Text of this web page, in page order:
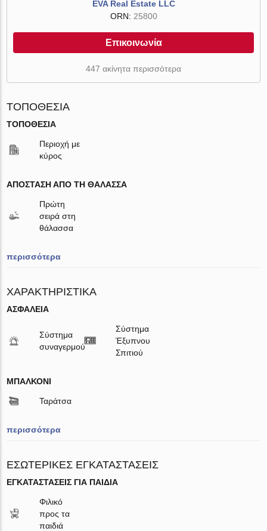
EVA Real Estate LLC
ORN: 25800
Επικοινωνία
447 ακίνητα περισσότερα
ΤΟΠΟΘΕΣΊΑ
ΤΟΠΟΘΕΣΊΑ
Περιοχή με
κύρος
ΑΠΌΣΤΑΣΗ ΑΠΌ ΤΗ ΘΆΛΑΣΣΑ
Πρώτη
σειρά στη
θάλασσα
περισσότερα
ΧΑΡΑΚΤΗΡΙΣΤΙΚΆ
ΑΣΦΆΛΕΙΑ
Σύστημα
συναγερμού
Σύστημα
Έξυπνου
Σπιτιού
ΜΠΑΛΚΌΝΙ
Ταράτσα
περισσότερα
ΕΣΩΤΕΡΙΚΈΣ ΕΓΚΑΤΑΣΤΆΣΕΙΣ
ΕΓΚΑΤΑΣΤΆΣΕΙΣ ΓΙΑ ΠΑΙΔΙΆ
Φιλικό
προς τα
παιδιά